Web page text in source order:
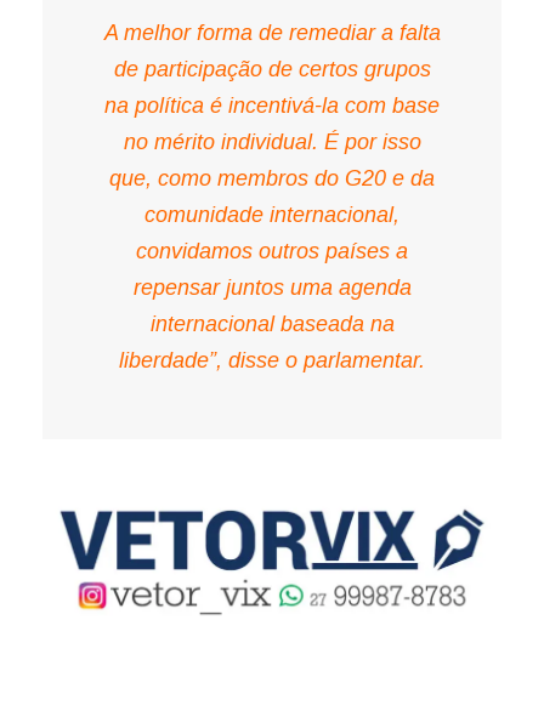
A melhor forma de remediar a falta
de participação de certos grupos
na política é incentivá-la com base
no mérito individual. É por isso
que, como membros do G20 e da
comunidade internacional,
convidamos outros países a
repensar juntos uma agenda
internacional baseada na
liberdade”, disse o parlamentar.